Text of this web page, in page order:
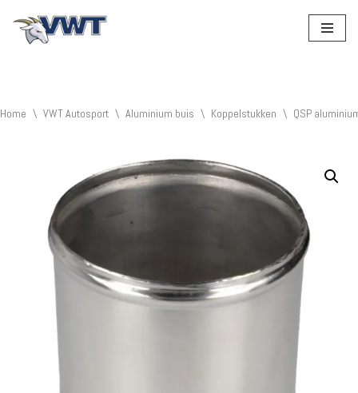
Home \ VWT Autosport \ Aluminium buis \ Koppelstukken \ QSP